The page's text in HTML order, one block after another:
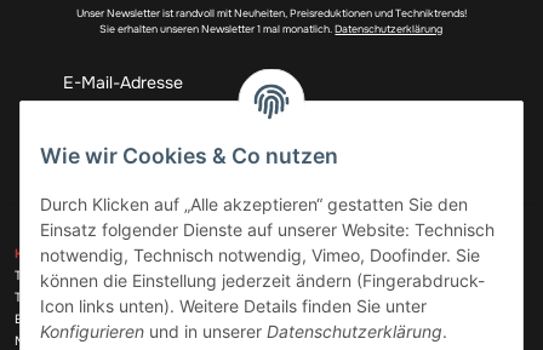
Unser Newsletter ist randvoll mit Neuheiten, Preisreduktionen und Techniktrends!
Sie erhalten unseren Newsletter 1 mal monatlich.Datenschutzerklärung
Abonnieren
KONTAKT
Telefon:+49 (0)6074 816 08 0
Telefax:
+49 (0)6074 215 08 60
E-Mail:
info@meinhausgeraetedoc.de
Max Planck Str. 6 c, 63322 Rödermark
ZAHLUNGSARTEN
VERSANDARTEN
Wie wir Cookies & Co nutzen
Durch Klicken auf „Alle akzeptieren“ gestatten Sie den
Einsatz folgender Dienste auf unserer Website: Technisch
notwendig, Technisch notwendig, Vimeo, Doofinder. Sie
können die Einstellung jederzeit ändern (Fingerabdruck-
Icon links unten). Weitere Details finden Sie unter
Konfigurieren und in unserer Datenschutzerklärung.